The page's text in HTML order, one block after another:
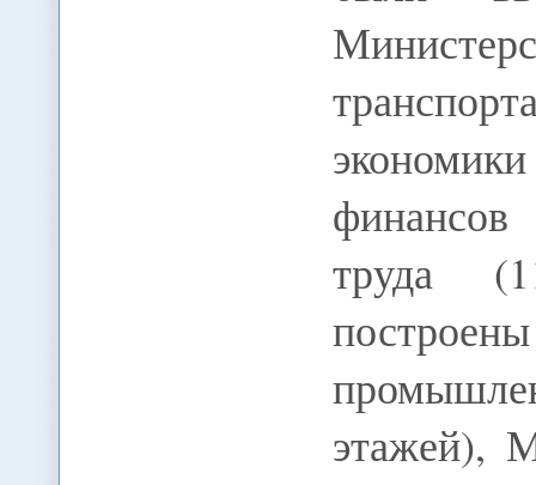
труда
этажей),